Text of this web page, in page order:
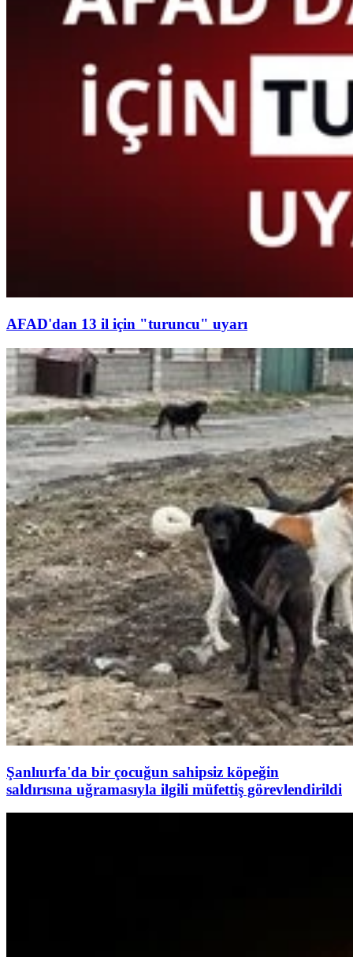
AFAD'dan 13 il için "turuncu" uyarı
Şanlıurfa'da bir çocuğun sahipsiz köpeğin
saldırısına uğramasıyla ilgili müfettiş görevlendirildi